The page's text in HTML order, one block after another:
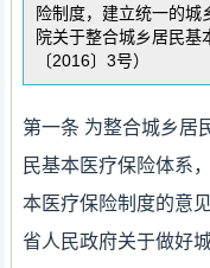
险制度，建立统一的城
院关于整合城乡居民基
〔2016〕3号）
第一条 为整合城乡居
民基本医疗保险体系
本医疗保险制度的意
省人民政府关于做好